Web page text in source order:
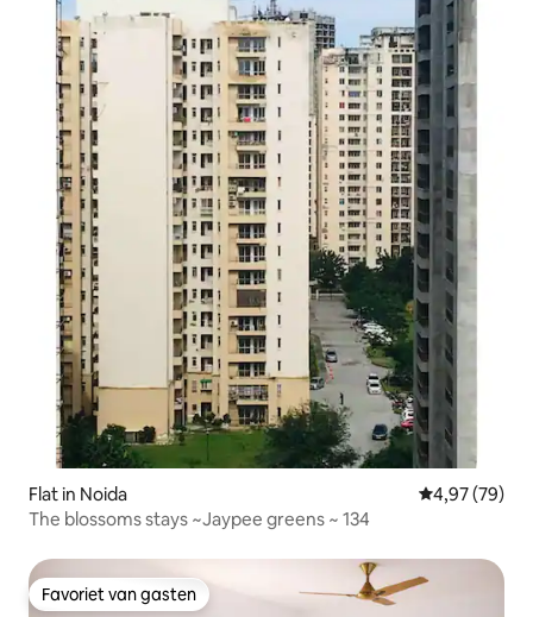
Flat in Noida Gemiddelde
4,97 (79)
The blossoms stays ~Jaypee greens ~ 134
Favoriet van gasten
Favoriet van gasten